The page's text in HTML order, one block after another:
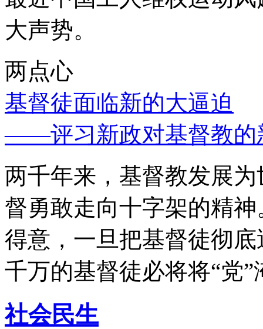
大声势。
两点心
基督徒面临新的大逼迫
——评习新政对基督教的
两千年来，基督教发展
督勇敢走向十字架的精
得意，一旦把基督徒彻
千万的基督徒必将将“党”
社会民生